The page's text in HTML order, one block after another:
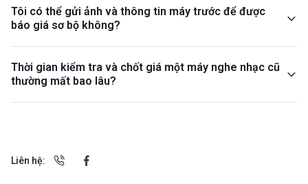
Tôi có thể gửi ảnh và thông tin máy trước để được
báo giá sơ bộ không?
Thời gian kiểm tra và chốt giá một máy nghe nhạc cũ
thường mất bao lâu?
Liên hệ: